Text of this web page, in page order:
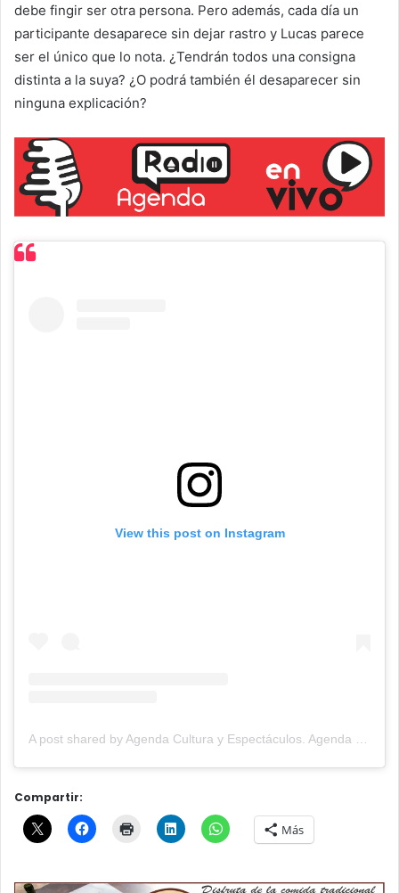
debe fingir ser otra persona. Pero además, cada día un
participante desaparece sin dejar rastro y Lucas parece
ser el único que lo nota. ¿Tendrán todos una consigna
distinta a la suya? ¿O podrá también él desaparecer sin
ninguna explicación?
View this post on Instagram
Compartir:
Más